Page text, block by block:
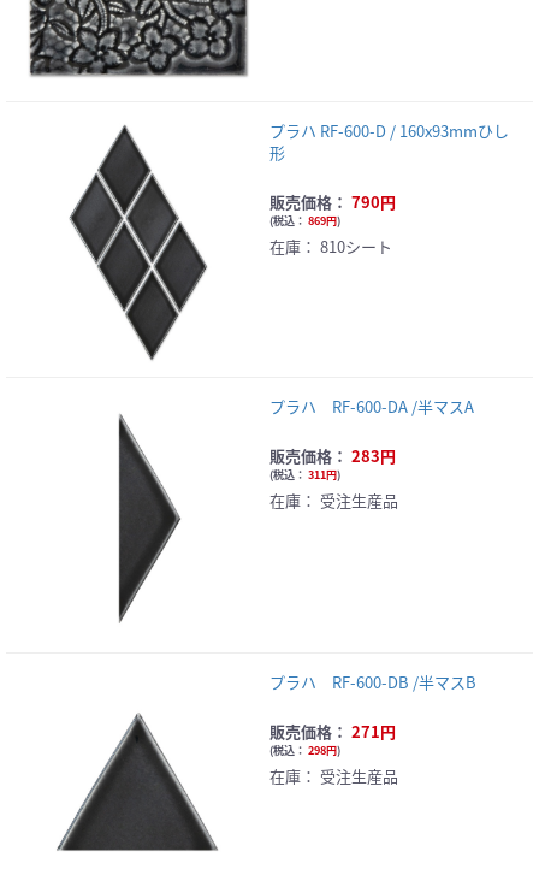
プラハ RF-600-D / 160x93mmひし
形
販売価格： 790円
(税込： 869円)
在庫： 810シート
プラハ RF-600-DA /半マスA
販売価格： 283円
(税込： 311円)
在庫： 受注生産品
プラハ RF-600-DB /半マスB
販売価格： 271円
(税込： 298円)
在庫： 受注生産品